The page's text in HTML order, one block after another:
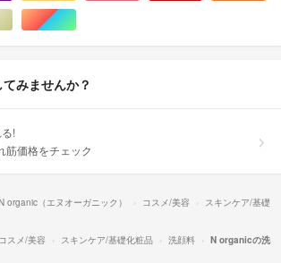
色系
ゴールド/金色系マルチカラー
みませんか？
!
筋価格をチェック
organic（エヌオーガニック） コスメ/美容
スキンケア/基礎
コスメ/美容 スキンケア/基礎化粧品 洗顔料
N organicの洗